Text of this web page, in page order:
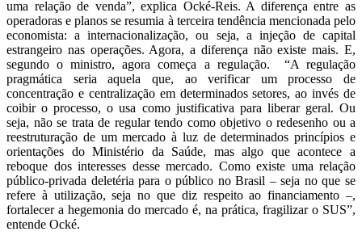
uma relação de venda”, explica Ocké-Reis. A diferença entre as
operadoras e planos se resumia à terceira tendência mencionada pelo
economista: a internacionalização, ou seja, a injeção de capital
estrangeiro nas operações. Agora, a diferença não existe mais. E,
segundo o ministro, agora começa a regulação. “A regulação
pragmática seria aquela que, ao verificar um processo de
concentração e centralização em determinados setores, ao invés de
coibir o processo, o usa como justificativa para liberar geral. Ou
seja, não se trata de regular tendo como objetivo o redesenho ou a
reestruturação de um mercado à luz de determinados princípios e
orientações do Ministério da Saúde, mas algo que acontece a
reboque dos interesses desse mercado. Como existe uma relação
público-privada deletéria para o público no Brasil – seja no que se
refere à utilização, seja no que diz respeito ao financiamento –,
fortalecer a hegemonia do mercado é, na prática, fragilizar o SUS”,
entende Ocké.